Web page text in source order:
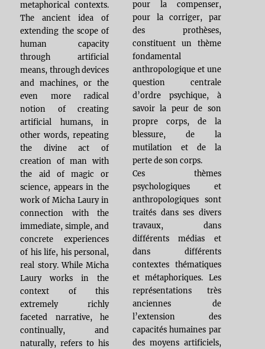
metaphorical contexts.
The ancient idea of
extending the scope of
human capacity
through artificial
means, through devices
and machines, or the
even more radical
notion of creating
artificial humans, in
other words, repeating
the divine act of
creation of man with
the aid of magic or
science, appears in the
work of Micha Laury in
connection with the
immediate, simple, and
concrete experiences
of his life, his personal,
real story. While Micha
Laury works in the
context of this
extremely richly
faceted narrative, he
continually, and
naturally, refers to his
pour la compenser,
pour la corriger, par
des prothèses,
constituent un thème
fondamental
anthropologique et une
question centrale
d’ordre psychique, à
savoir la peur de son
propre corps, de la
blessure, de la
mutilation et de la
perte de son corps.
Ces thèmes
psychologiques et
anthropologiques sont
traités dans ses divers
travaux, dans
différents médias et
dans différents
contextes thématiques
et métaphoriques. Les
représentations très
anciennes de
l’extension des
capacités humaines par
des moyens artificiels,